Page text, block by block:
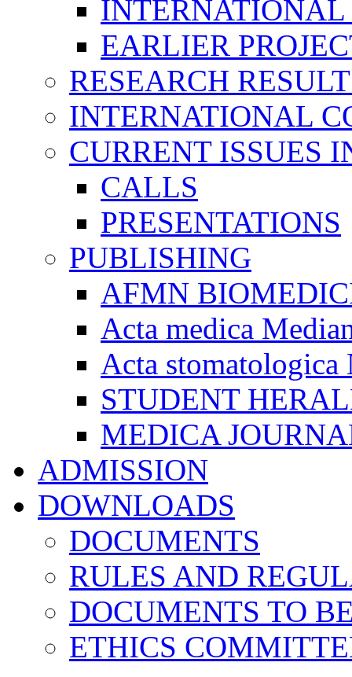
INTERNATIONAL
EARLIER
RESEARCH
INTERNATIONAL
CURRENT ISSUES
CALLS
PRESENTATIONS
PUBLISHING
AFMN
Acta medica
Acta stomatologica
STUDENT
MEDICA
ADMISSION
DOWNLOADS
DOCUMENTS
RULES AND
DOCUMENTS TO
ETHICS